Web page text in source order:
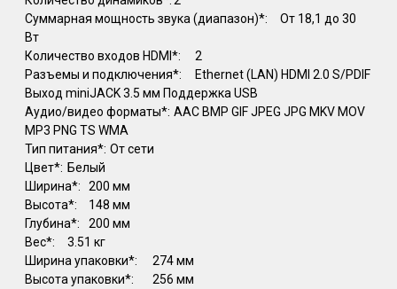
Суммарная мощность звука (диапазон)*:
От 18,1 до 30
Вт
Количество входов HDMI*:
2
Разъемы и подключения*:
Ethernet (LAN) HDMI 2.0 S/PDIF
Выход miniJACK 3.5 мм Поддержка USB
Аудио/видео форматы*: AAC BMP GIF JPEG JPG MKV MOV
MP3 PNG TS WMA
Тип питания*: От сети
Цвет*: Белый
Ширина*:
200 мм
Высота*:
148 мм
Глубина*:
200 мм
Вес*:
3.51 кг
Ширина упаковки*:
274 мм
Высота упаковки*:
256 мм